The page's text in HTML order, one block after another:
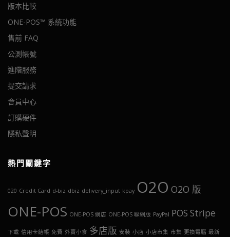
版本比較
ONE-POS™ 系統功能
售前 FAQ
公測帳號
進階服務
提交請求
會員中心
訂購硬件
隱私聲明
熱門關鍵字
020 Credit Card d-biz dbiz delivery_input kpay O2O O2O 版
ONE-POS ONE-POS 網店 ONE-POS 聯網版 PayPal POS Stripe
下載 信用卡結帳 免費 外賣小食 多店版 安裝 小店 小店市集 市集 更換電腦 最新